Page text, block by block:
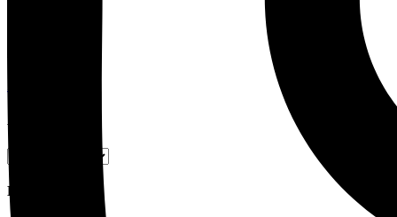
Zobraziť článok
ARCHÍV
Kategórie